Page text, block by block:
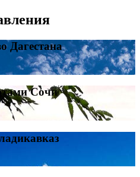
Дагестана
Сочи